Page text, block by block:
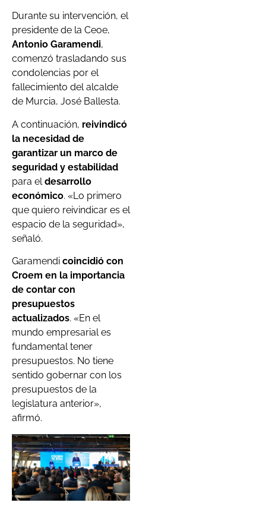
Durante su intervención, el
presidente de la Ceoe,
Antonio Garamendi,
comenzó trasladando sus
condolencias por el
fallecimiento del alcalde
de Murcia, José Ballesta.
A continuación, reivindicó
la necesidad de
garantizar un marco de
seguridad y estabilidad
para el desarrollo
económico. «Lo primero
que quiero reivindicar es el
espacio de la seguridad»,
señaló.
Garamendi coincidió con
Croem en la importancia
de contar con
presupuestos
actualizados. «En el
mundo empresarial es
fundamental tener
presupuestos. No tiene
sentido gobernar con los
presupuestos de la
legislatura anterior»,
afirmó.